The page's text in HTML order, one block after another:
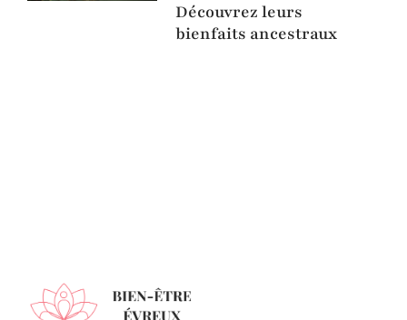
Découvrez leurs
bienfaits ancestraux